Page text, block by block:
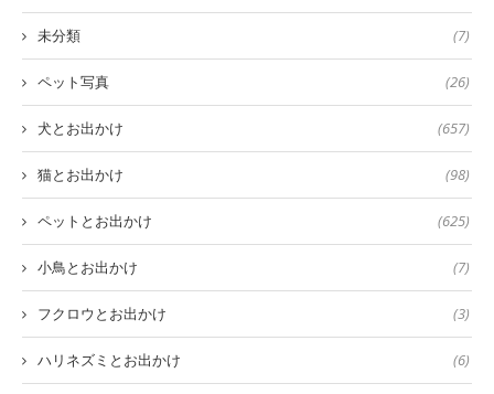
未分類 (7)
ペット写真 (26)
犬とお出かけ (657)
猫とお出かけ (98)
ペットとお出かけ (625)
小鳥とお出かけ (7)
フクロウとお出かけ (3)
ハリネズミとお出かけ (6)